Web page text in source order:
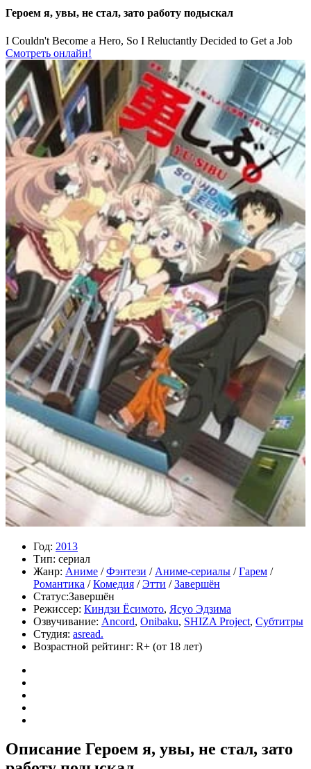
Героем я, увы, не стал, зато работу подыскал
I Couldn't Become a Hero, So I Reluctantly Decided to Get a Job
Смотреть онлайн!
Год: 2013
Тип: сериал
Жанр: Аниме /Фэнтези / Аниме-сериалы /Гарем /
Романтика /Комедия /Этти /Завершён
Статус:Завершён
Режиссер: Киндзи Ёсимото, Ясуо Эдзима
Озвучивание: Ancord, Onibaku, SHIZA Project, Субтитры
Студия: asread.
Возрастной рейтинг: R+ (от 18 лет)
Описание Героем я, увы, не стал, зато